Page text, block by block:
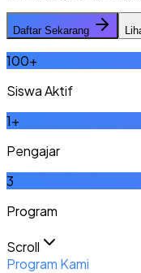
Daftar Sekarang
100+
Siswa Aktif
1+
Pengajar
3
Program
Scroll
Program Kami